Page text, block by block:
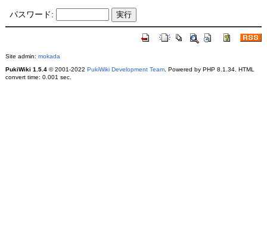
パスワード:
Site admin: mokada
PukiWiki 1.5.4© 2001-2022 PukiWiki Development Team. Powered by PHP 8.1.34. HTML
convert time: 0.001 sec.